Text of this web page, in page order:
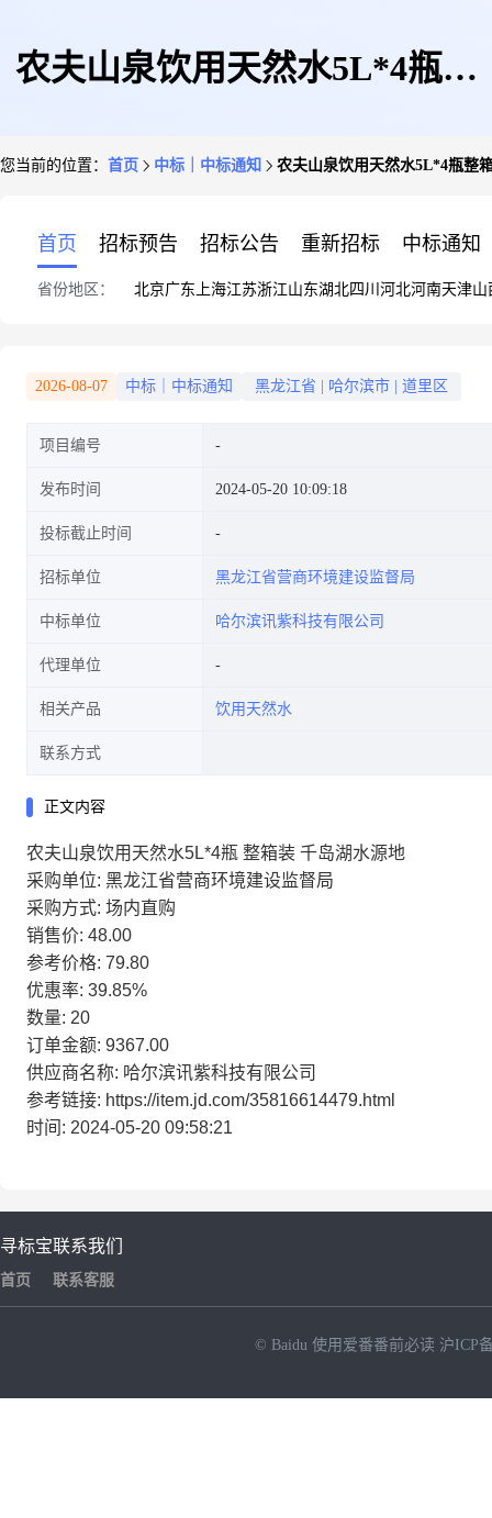
农夫山泉饮用天然水5L*4瓶整
您当前的位置： 首页 中标｜中标通知 农夫山泉饮用天然水5L*4瓶整
首页 招标预告 招标公告 重新招标 中标通知
省份地区： 北京广东 上海江苏浙江山东湖北四川 河北河南天津山
2026-08-07 中标｜中标通知 黑龙江省 哈尔滨市 道里区
项目编号
发布时间 2024-05-20 10:09:18
投标截止时间
招标单位 黑龙江省营商环境建设监督局
中标单位 哈尔滨讯紫科技有限公司
代理单位
相关产品 饮用天然水
联系方式
正文内容
农夫山泉饮用天然水5L*4瓶 整箱装 千岛湖水源地
采购单位: 黑龙江省营商环境建设监督局
采购方式: 场内直购
销售价: 48.00
参考价格: 79.80
优惠率: 39.85%
数量: 20
订单金额: 9367.00
供应商名称: 哈尔滨讯紫科技有限公司
参考链接: https://item.jd.com/35816614479.html
时间: 2024-05-20 09:58:21
寻标宝
首页
联系我们
联系客服
© Baidu 使用爱番番前必读 沪ICP